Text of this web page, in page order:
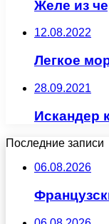
Желе из
12.08.2022
Легкое
28.09.2021
Искандер
Последние записи
06.08.2026